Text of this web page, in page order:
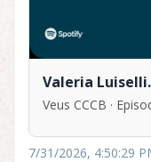
Valeria
Veus CCCB ·
7/31/2026, 4:50:29